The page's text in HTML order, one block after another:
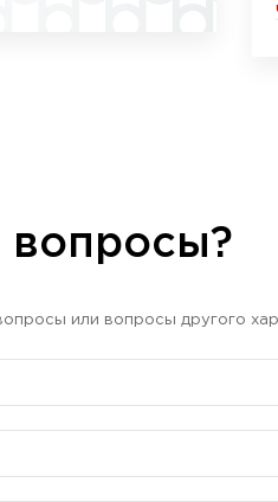
вопросы?
или вопросы другого